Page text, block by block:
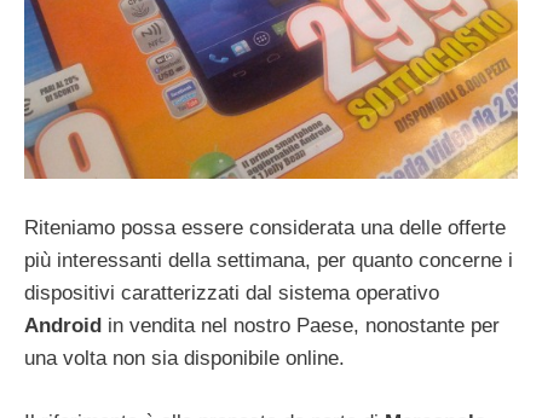
Riteniamo possa essere considerata una delle offerte
più interessanti della settimana, per quanto concerne i
dispositivi caratterizzati dal sistema operativo
Android in vendita nel nostro Paese, nonostante per
una volta non sia disponibile online.